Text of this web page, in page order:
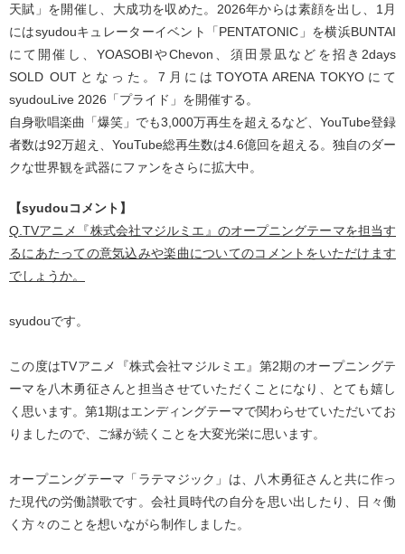
天賦」を開催し、大成功を収めた。2026年からは素顔を出し、1月
にはsyudouキュレーターイベント「PENTATONIC」を横浜BUNTAI
にて開催し、YOASOBIやChevon、須田景凪などを招き2days
SOLD OUTとなった。7月にはTOYOTA ARENA TOKYOにて
syudouLive 2026「プライド」を開催する。
自身歌唱楽曲「爆笑」でも3,000万再生を超えるなど、YouTube登録
者数は92万超え、YouTube総再生数は4.6億回を超える。独自のダー
クな世界観を武器にファンをさらに拡大中。
【syudouコメント】
Q.TVアニメ『株式会社マジルミエ』のオープニングテーマを担当す
るにあたっての意気込みや楽曲についてのコメントをいただけます
でしょうか。
syudouです。
この度はTVアニメ『株式会社マジルミエ』第2期のオープニングテ
ーマを八木勇征さんと担当させていただくことになり、とても嬉し
く思います。第1期はエンディングテーマで関わらせていただいてお
りましたので、ご縁が続くことを大変光栄に思います。
オープニングテーマ「ラテマジック」は、八木勇征さんと共に作っ
た現代の労働讃歌です。会社員時代の自分を思い出したり、日々働
く方々のことを想いながら制作しました。